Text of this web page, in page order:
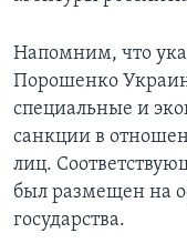
Напомним, что
Порошенко
специальные и
санкции в
лиц.
был размещен на
государства.